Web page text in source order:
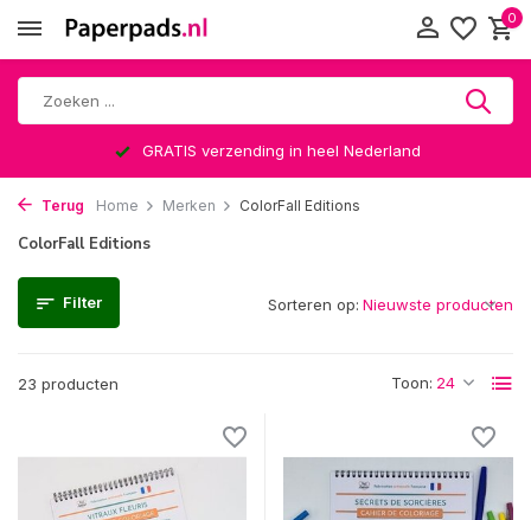
0
GRATIS verzending in heel Nederland
Terug Home Merken ColorFall Editions
ColorFall Editions
Filter
23 producten Toon:
Sorteren op: